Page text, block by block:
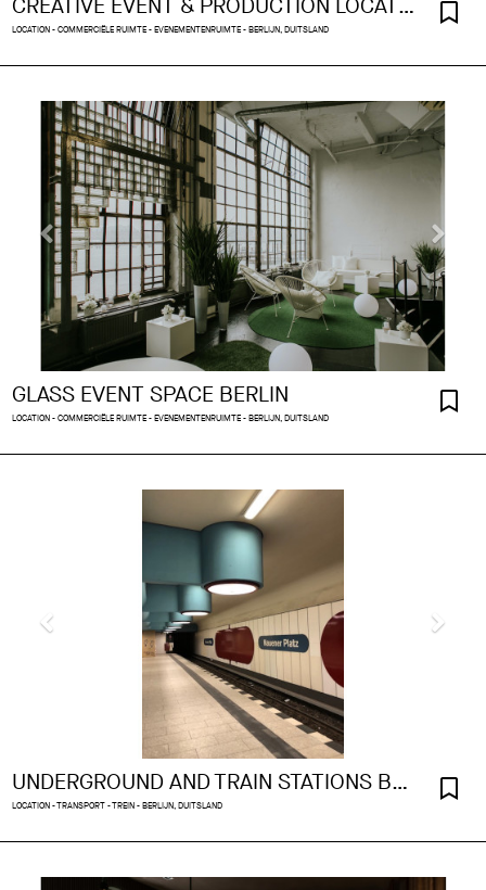
LOCATION - COMMERCIËLE RUIMTE - EVENEMENTENRUIMTE - BERLIJN, DUITSLAND
GLASS EVENT SPACE BERLIN
LOCATION - COMMERCIËLE RUIMTE - EVENEMENTENRUIMTE - BERLIJN, DUITSLAND
UNDERGROUND AND TRAIN STATIONS BERLIN
LOCATION - TRANSPORT - TREIN - BERLIJN, DUITSLAND